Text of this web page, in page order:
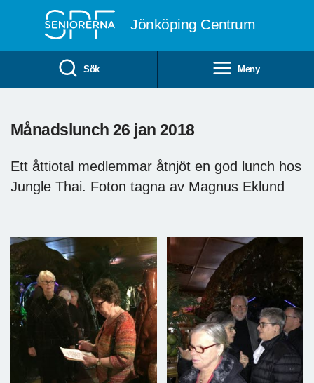
Jönköping Centrum
Sök Meny
Månadslunch 26 jan 2018
Ett åttiotal medlemmar åtnjöt en god lunch hos
Jungle Thai. Foton tagna av Magnus Eklund